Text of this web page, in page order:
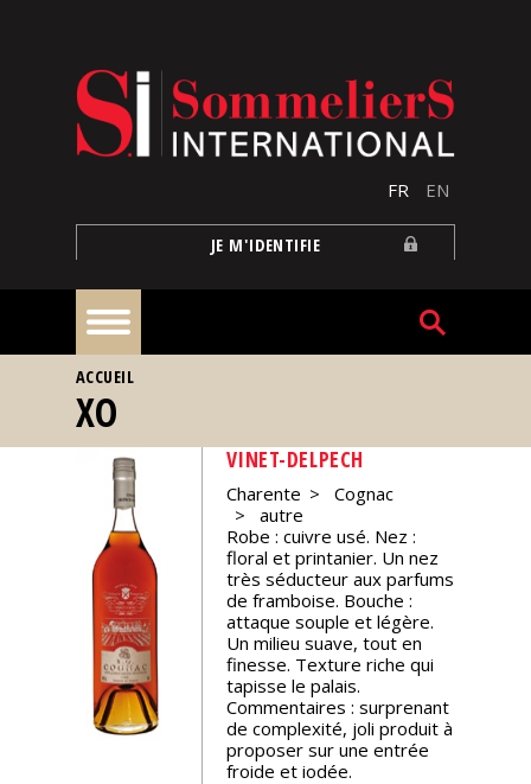
FR EN
JE M'IDENTIFIE
À
la
une
Reportages
événements
Spiritueux
Notes
VOUS ÊTES ICI
ACCUEIL
XO
VINET-DELPECH
Charente
Cognac
autre
Robe : cuivre usé. Nez :
floral et printanier. Un nez
très séducteur aux parfums
de framboise. Bouche :
attaque souple et légère.
Un milieu suave, tout en
finesse. Texture riche qui
tapisse le palais.
Commentaires : surprenant
de complexité, joli produit à
proposer sur une entrée
froide et iodée.